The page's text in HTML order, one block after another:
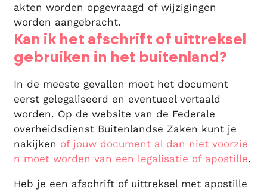
akten worden opgevraagd of wijzigingen
worden aangebracht.
Kan ik het afschrift of uittreksel
gebruiken in het buitenland?
In de meeste gevallen moet het document
eerst gelegaliseerd en eventueel vertaald
worden. Op de website van de Federale
overheidsdienst Buitenlandse Zaken kunt je
nakijken of jouw document al dan niet voorzie
n moet worden van een legalisatie of apostille.
Heb je een afschrift of uittreksel met apostille